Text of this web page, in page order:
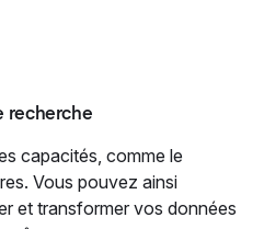
recherche
capacités, comme le
Vous pouvez ainsi
et transformer vos données